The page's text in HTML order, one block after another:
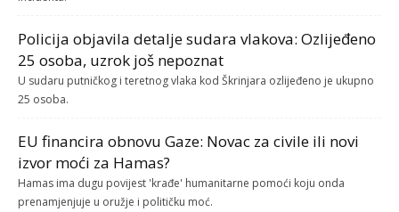
Policija objavila detalje sudara vlakova: Ozlijeđeno
25 osoba, uzrok još nepoznat
U sudaru putničkog i teretnog vlaka kod Škrinjara ozlijeđeno je ukupno
25 osoba.
EU financira obnovu Gaze: Novac za civile ili novi
izvor moći za Hamas?
Hamas ima dugu povijest 'krađe' humanitarne pomoći koju onda
prenamjenjuje u oružje i političku moć.